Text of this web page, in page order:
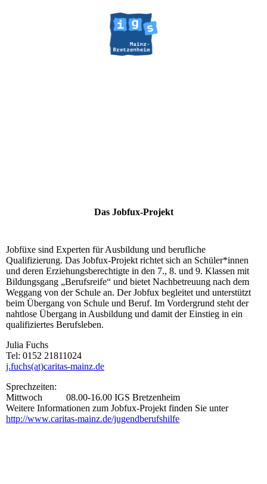
Das Jobfux-Projekt
Jobfüxe sind Experten für Ausbildung und berufliche
Qualifizierung. Das Jobfux-Projekt richtet sich an Schüler*innen
und deren Erziehungsberechtigte in den 7., 8. und 9. Klassen mit
Bildungsgang „Berufsreife“ und bietet Nachbetreuung nach dem
Weggang von der Schule an. Der Jobfux begleitet und unterstützt
beim Übergang von Schule und Beruf. Im Vordergrund steht der
nahtlose Übergang in Ausbildung und damit der Einstieg in ein
qualifiziertes Berufsleben.
Julia Fuchs
Tel: 0152 21811024
j.fuchs(at)caritas-mainz.de
Sprechzeiten:
Mittwoch 08.00-16.00 IGS Bretzenheim
Weitere Informationen zum Jobfux-Projekt finden Sie unter
http://www.caritas-mainz.de/jugendberufshilfe